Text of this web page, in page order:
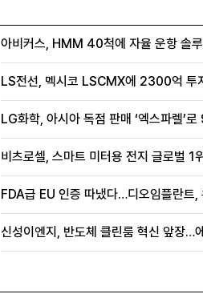
아비커스, HMM 40척에 자율 운항 솔
LS전선, 멕시코 LSCMX에 2300억 투
LG화학, 아시아 독점 판매 ‘엑스파렐’
비츠로셀, 스마트 미터용 전지 글로벌
FDA급 EU 인증 따냈다…디오임플란트,
신성이엔지, 반도체 클린룸 혁신 앞장…